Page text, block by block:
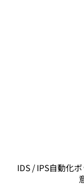
IDS / IPS自動化